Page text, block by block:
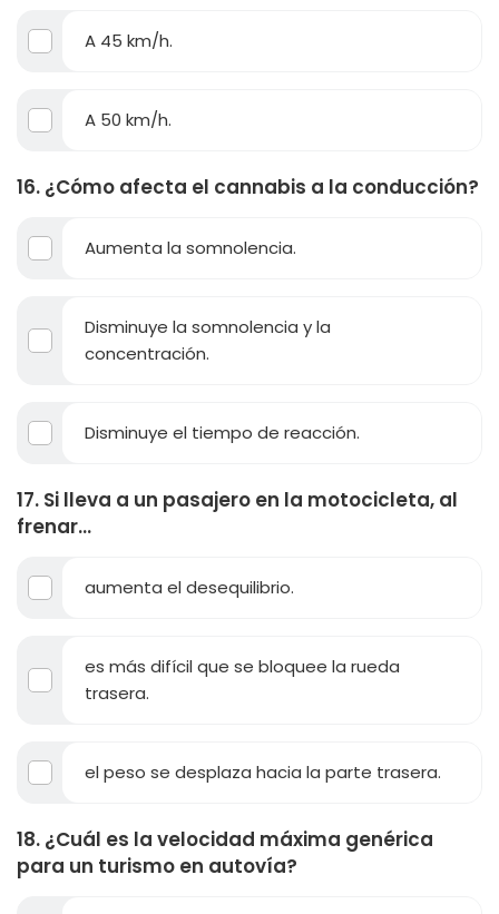
A 45 km/h.
A 50 km/h.
16. ¿Cómo afecta el cannabis a la conducción?
Aumenta la somnolencia.
Disminuye la somnolencia y la
concentración.
Disminuye el tiempo de reacción.
17. Si lleva a un pasajero en la motocicleta, al
frenar...
aumenta el desequilibrio.
es más difícil que se bloquee la rueda
trasera.
el peso se desplaza hacia la parte trasera.
18. ¿Cuál es la velocidad máxima genérica
para un turismo en autovía?